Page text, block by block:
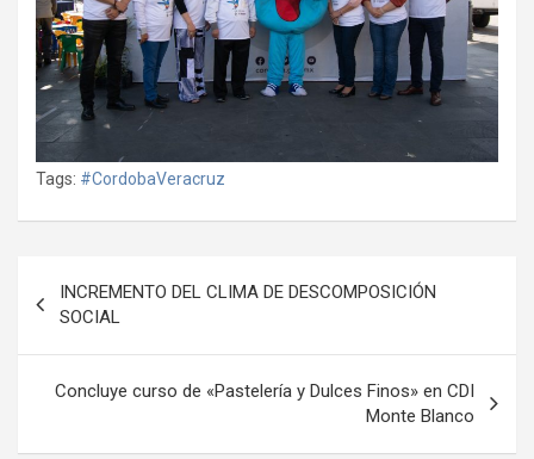
Tags: #CordobaVeracruz
de
entradas
INCREMENTO DEL CLIMA DE DESCOMPOSICIÓN
SOCIAL
Concluye curso de «Pastelería y Dulces Finos» en CDI
Monte Blanco